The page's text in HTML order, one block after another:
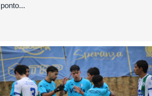
ponto...